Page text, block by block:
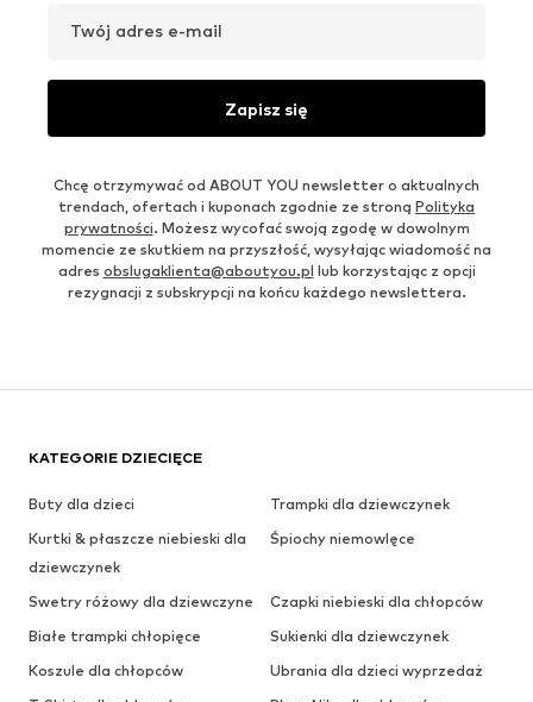
Twój adres e-mail
Zapisz się
Chcę otrzymywać od ABOUT YOU newsletter o aktualnych
trendach, ofertach i kuponach zgodnie ze stroną Polityka
prywatności. Możesz wycofać swoją zgodę w dowolnym
momencie ze skutkiem na przyszłość, wysyłając wiadomość na
adres obslugaklienta@aboutyou.pl lub korzystając z opcji
rezygnacji z subskrypcji na końcu każdego newslettera.
KATEGORIE DZIECIĘCE
Buty dla dzieci
Trampki dla dziewczynek
Kurtki & płaszcze niebieski dla
dziewczynek
Śpiochy niemowlęce
Swetry różowy dla dziewczyne
Czapki niebieski dla chłopców
Białe trampki chłopięce
Sukienki dla dziewczynek
Koszule dla chłopców
Ubrania dla dzieci wyprzedaż